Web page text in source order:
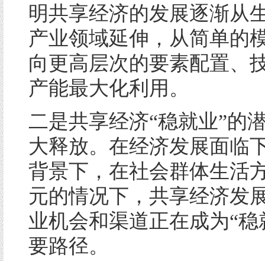
明共享经济的发展逐渐从
产业领域延伸，从简单的
向更高层次的要素配置、
产能最大化利用。
二是共享经济“稳就业”的
大释放。在经济发展面临
背景下，在社会群体生活
元的情况下，共享经济发
业机会和渠道正在成为“稳
要路径。